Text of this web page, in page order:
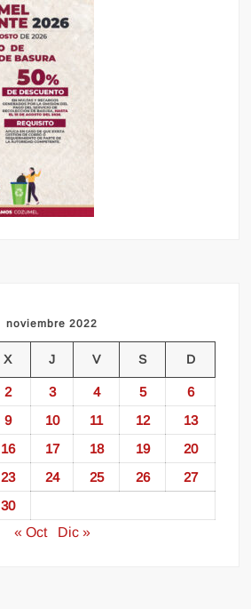
noviembre 2022
X J V S D
2 3 4 5
6
9 10 11 12
13
16 17 18 19
20
23 24 25 26
27
30
« Oct
Dic »